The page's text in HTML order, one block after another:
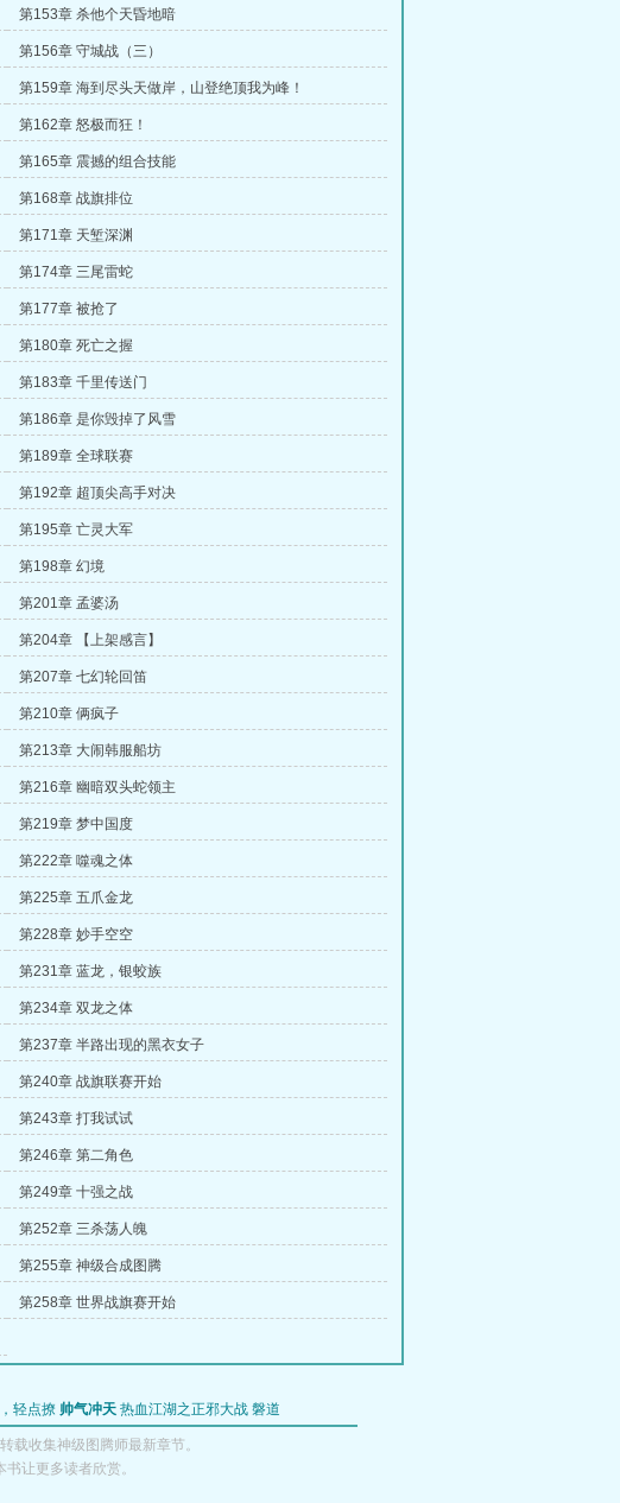
第153章 杀他个天昏地暗
第156章 守城战（三）
第159章 海到尽头天做岸，山登绝顶我为峰！
第162章 怒极而狂！
第165章 震撼的组合技能
第168章 战旗排位
第171章 天堑深渊
第174章 三尾雷蛇
第177章 被抢了
第180章 死亡之握
第183章 千里传送门
第186章 是你毁掉了风雪
第189章 全球联赛
第192章 超顶尖高手对决
第195章 亡灵大军
第198章 幻境
第201章 孟婆汤
第204章 【上架感言】
第207章 七幻轮回笛
第210章 俩疯子
第213章 大闹韩服船坊
第216章 幽暗双头蛇领主
第219章 梦中国度
第222章 噬魂之体
第225章 五爪金龙
第228章 妙手空空
第231章 蓝龙，银蛟族
第234章 双龙之体
第237章 半路出现的黑衣女子
第240章 战旗联赛开始
第243章 打我试试
第246章 第二角色
第249章 十强之战
第252章 三杀荡人魄
第255章 神级合成图腾
第258章 世界战旗赛开始
轻点撩 帅气冲天 热血江湖之正邪大战 磐道
载收集神级图腾师最新章节。
让更多读者欣赏。